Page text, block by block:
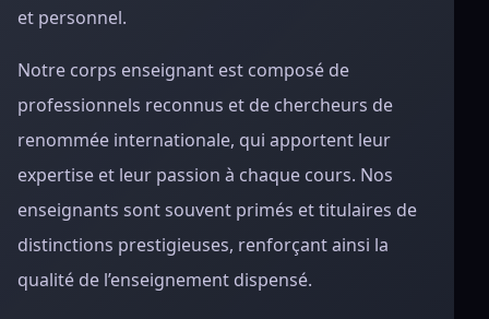
et personnel.
Notre corps enseignant est composé de
professionnels reconnus et de chercheurs de
renommée internationale, qui apportent leur
expertise et leur passion à chaque cours. Nos
enseignants sont souvent primés et titulaires de
distinctions prestigieuses, renforçant ainsi la
qualité de l’enseignement dispensé.